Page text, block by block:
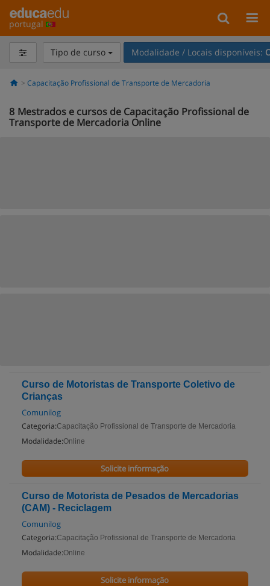
portugal
Tipo de curso Modalidade / Locais disponíveis:
Capacitação Profissional de Transporte de Mercadoria
8 Mestrados e cursos de Capacitação Profissional de
Transporte de Mercadoria Online
Curso de Motoristas de Transporte Coletivo de
Crianças
Comunilog
Categoria:Capacitação Profissional de Transporte de Mercadoria
Modalidade:Online
Solicite informação
Curso de Motorista de Pesados de Mercadorias
(CAM) - Reciclagem
Comunilog
Categoria:Capacitação Profissional de Transporte de Mercadoria
Modalidade:Online
Solicite informação